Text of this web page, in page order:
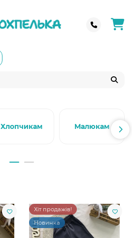
Хлопчикам Малюкам
Хіт продажів!
Новинка